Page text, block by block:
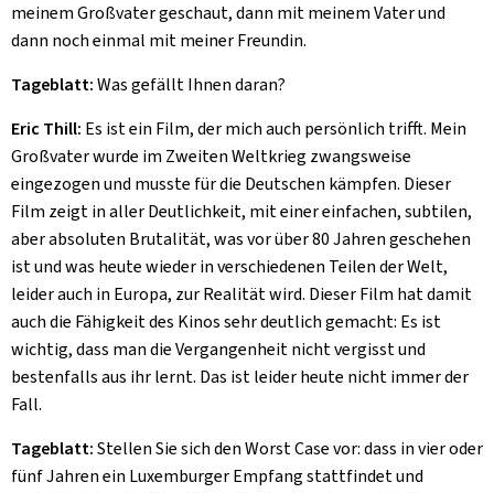
meinem Großvater geschaut, dann mit meinem Vater und
dann noch einmal mit meiner Freundin.
Tageblatt:Was gefällt Ihnen daran?
Eric Thill: Es ist ein Film, der mich auch persönlich trifft. Mein
Großvater wurde im Zweiten Weltkrieg zwangsweise
eingezogen und musste für die Deutschen kämpfen. Dieser
Film zeigt in aller Deutlichkeit, mit einer einfachen, subtilen,
aber absoluten Brutalität, was vor über 80 Jahren geschehen
ist und was heute wieder in verschiedenen Teilen der Welt,
leider auch in Europa, zur Realität wird. Dieser Film hat damit
auch die Fähigkeit des Kinos sehr deutlich gemacht: Es ist
wichtig, dass man die Vergangenheit nicht vergisst und
bestenfalls aus ihr lernt. Das ist leider heute nicht immer der
Fall.
Tageblatt:Stellen Sie sich denWorst Casevor: dass in vier oder
fünf Jahren ein Luxemburger Empfang stattfindet und